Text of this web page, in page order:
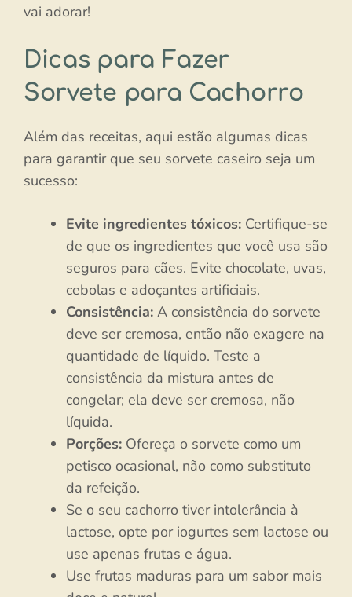
vai adorar!
Dicas para Fazer
Sorvete para Cachorro
Além das receitas, aqui estão algumas dicas
para garantir que seu sorvete caseiro seja um
sucesso:
Evite ingredientes tóxicos: Certifique-se
de que os ingredientes que você usa são
seguros para cães. Evite chocolate, uvas,
cebolas e adoçantes artificiais.
Consistência: A consistência do sorvete
deve ser cremosa, então não exagere na
quantidade de líquido. Teste a
consistência da mistura antes de
congelar; ela deve ser cremosa, não
líquida.
Porções: Ofereça o sorvete como um
petisco ocasional, não como substituto
da refeição.
Se o seu cachorro tiver intolerância à
lactose, opte por iogurtes sem lactose ou
use apenas frutas e água.
Use frutas maduras para um sabor mais